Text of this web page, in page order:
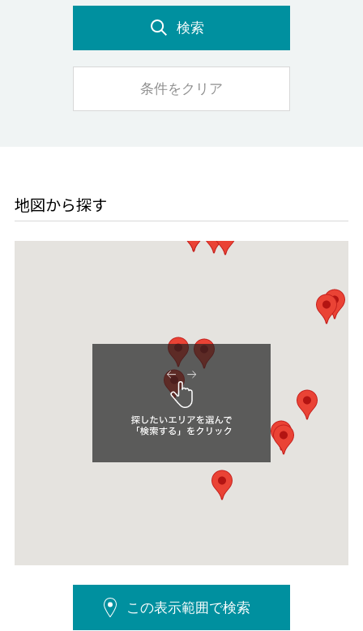
条件をクリア
検索
地図から探す
この表示範囲で検索